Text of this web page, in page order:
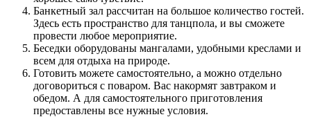
Банкетный зал рассчитан на большое количество гостей.
Здесь есть пространство для танцпола, и вы сможете
провести любое мероприятие.
Беседки оборудованы мангалами, удобными креслами и
всем для отдыха на природе.
Готовить можете самостоятельно, а можно отдельно
договориться с поваром. Вас накормят завтраком и
обедом. А для самостоятельного приготовления
предоставлены все нужные условия.